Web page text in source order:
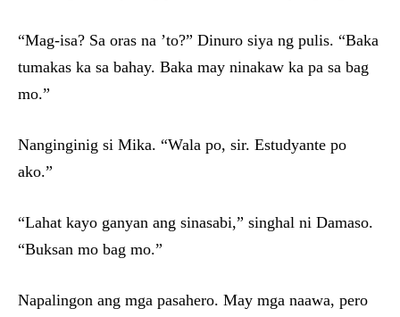
“Mag-isa? Sa oras na ’to?” Dinuro siya ng pulis. “Baka
tumakas ka sa bahay. Baka may ninakaw ka pa sa bag
mo.”
Nanginginig si Mika. “Wala po, sir. Estudyante po
ako.”
“Lahat kayo ganyan ang sinasabi,” singhal ni Damaso.
“Buksan mo bag mo.”
Napalingon ang mga pasahero. May mga naawa, pero